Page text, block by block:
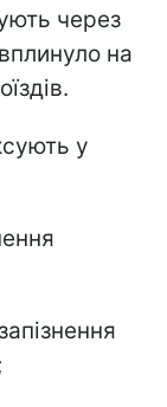
через
на
у